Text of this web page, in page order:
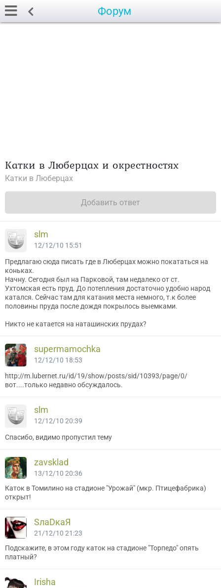
Форум
Катки в Люберцах и окрестностях
Катки в Люберцах
Добавить ответ
slm
12/12/10 15:51
Предлагаю сюда писать где в Люберцах можно покататься на
коньках.
Начну. Сегодня был на Парковой, там недалеко от ст.
Ухтомская есть пруд. До потепления достаточно удобно народ
катался. Сейчас там для катания места немного, т.к более
половины пруда после дождя покрылось выемками.
Никто не катается на наташинских прудах?
supermamochka
12/12/10 18:53
http://m.lubernet.ru/id/19/show/posts/sid/10393/page/0/
вот....только недавно обсуждалось.
slm
12/12/10 20:39
Спасибо, видимо пропустил тему
zavsklad
13/12/10 20:36
Каток в Томилино на стадионе "Урожай" (мкр. Птицефабрика)
открыт!
SлаDкаЯ
21/12/10 21:23
Подскажите, в этом году каток на стадионе "Торпедо" опять
платный?
Irisha